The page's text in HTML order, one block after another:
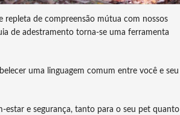
repleta de compreensão mútua com nossos
de adestramento torna-se uma ferramenta
uma linguagem comum entre você e seu
estar e segurança, tanto para o seu pet quanto